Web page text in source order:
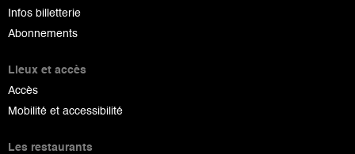
Infos billetterie
Abonnements
Lieux et accès
Accès
Mobilité et accessibilité
Les restaurants